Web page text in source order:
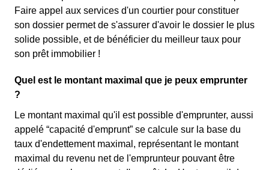
Faire appel aux services d'un courtier pour constituer
son dossier permet de s'assurer d'avoir le dossier le plus
solide possible, et de bénéficier du meilleur taux pour
son prêt immobilier !
Quel est le montant maximal que je peux emprunter
?
Le montant maximal qu'il est possible d'emprunter, aussi
appelé “capacité d'emprunt” se calcule sur la base du
taux d'endettement maximal, représentant le montant
maximal du revenu net de l'emprunteur pouvant être